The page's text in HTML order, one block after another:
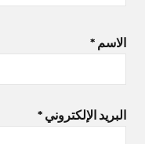
الاسم *
البريد الإلكتروني *